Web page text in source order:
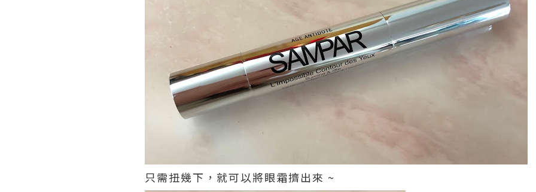
只需扭幾下，就可以將眼霜擠出來 ~